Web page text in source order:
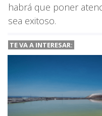
habrá que poner
sea exitoso.
TE VA A INTERESAR: